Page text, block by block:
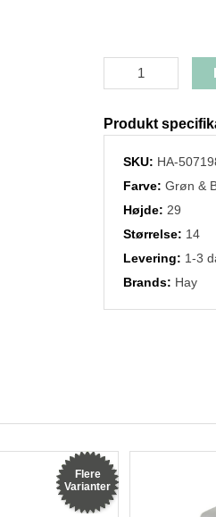
Produkt
SKU: HA-
Farve:Grøn &
Højde: 29
Størrelse: 14
Levering: 1-3
Brands: Hay
Flere
Varianter